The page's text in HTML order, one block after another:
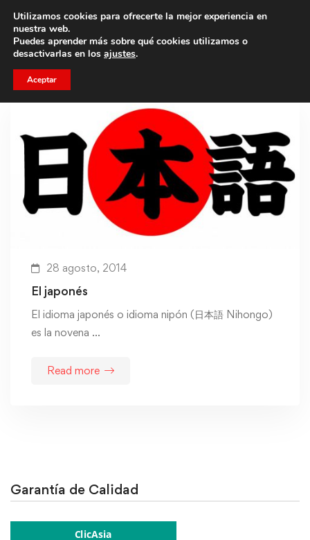
Trae a un amigo y llevaos un total de 75€ de descuento.
28 agosto, 2014
El japonés
El idioma japonés o idioma nipón (日本語 Nihongo)
es la novena …
Read more
Garantía de Calidad
Utilizamos cookies para ofrecerte la mejor experiencia en
nuestra web.
Puedes aprender más sobre qué cookies utilizamos o
desactivarlas en los ajustes.
Aceptar